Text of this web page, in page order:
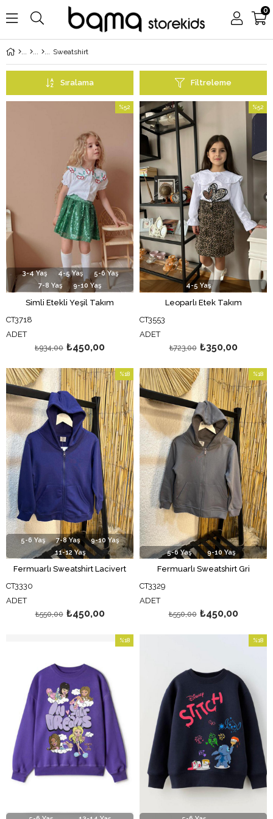
0
Sweatshirt
Filtreleme
Sıralama
Simli Etekli Yeşil Takım
CT3718
ADET
₺450,00
₺934,00
%52
%52İndirim
3-4 Yaş 4-5 Yaş
5-6 Yaş
7-8 Yaş
9-10 Yaş
Leoparlı Etek Takım
CT3553
ADET
₺350,00
₺723,00
%52
İndirim
4-5 Yaş
Fermuarlı Sweatshirt Lacivert
CT3330
ADET
₺450,00
₺550,00
%18
İndirim
%18İndirim
5-6 Yaş 7-8 Yaş
9-10 Yaş
11-12 Yaş
Fermuarlı Sweatshirt Gri
CT3329
ADET
₺450,00
₺550,00
%18
İndirim
5-6 Yaş 9-10 Yaş
%18
%18